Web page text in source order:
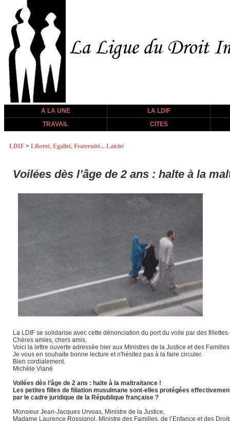
A LA UNE
LA LDIF
TRAVAIL
CITES
LDIF > Liberté, Egalité, Fraternité... Laïcité
Voilées dès l’âge de 2 ans : halte à la
La LDIF se solidarise avec cette dénonciation du port du voile par des
Chères amies, chers amis,
Voici la lettre ouverte adressée hier aux Ministres de la Justice et des
Je vous en souhaite bonne lecture et n'hésitez pas à la faire circuler.
Bien cordialement.
Michèle Vianè
Voilées dès l’âge de 2 ans : halte à la maltraitance !
Les petites filles de filiation musulmane sont-elles protégées
par le cadre juridique de la République française ?
Monsieur Jean-Jacques Urvoas, Ministre de la Justice,
Madame Laurence Rossignol, Ministre des Familles, de l’Enfance et des